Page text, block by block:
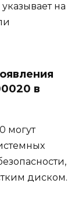
на
в
могут
диском.